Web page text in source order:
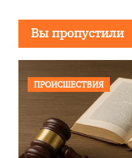
Вы пропустили
ПРОИСШЕСТВИЯ